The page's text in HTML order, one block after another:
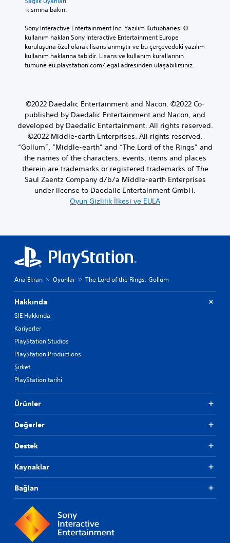
kısmına bakın.
Sony Interactive Entertainment Inc. Yazılım Kütüphanesi ©
kullanım hakları Sony Interactive Entertainment Europe
kuruluşuna özel olarak lisanslanmıştır ve bu çerçevedeki yazılım
kullanım haklarına tabidir. Lisans ve kullanım kurallarının
tümüne eu.playstation.com/legal adresinden ulaşabilirsiniz.
©2022 Daedalic Entertainment and Nacon. ©2022 Co-
published by Daedalic Entertainment and Nacon, and
developed by Daedalic Entertainment. All rights reserved.
©2022 Middle-earth Enterprises. All rights reserved.
“Gollum”, “Middle-earth” and “The Lord of the Rings” and
the names of the characters, events, items and places
therein are trademarks or registered trademarks of The
Saul Zaentz Company d/b/a Middle-earth Enterprises
under license to Daedalic Entertainment GmbH.
Oyun Gizlilik İlkesi ve EULA
Ana Ekran Oyunlar The Lord of the Rings: Gollum
Hakkında
SIE Hakkında
Kariyerler
PlayStation Studios
PlayStation Productions
Şirket
PlayStation tarihi
Ürünler
Değerler
Destek
Kaynaklar
Bağlan